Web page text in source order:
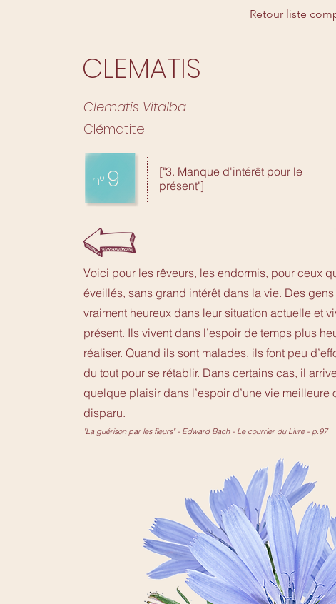
Retour liste
CLEMATIS
Clematis Vitalba
Clématite
9
n°
["3. Manque d'intérêt pour le
présent"]
Voici pour les rêveurs, les endormis, pour ceux
éveillés, sans grand intérêt dans la vie. Des
vraiment heureux dans leur situation actuelle et
présent. Ils vivent dans l’espoir de temps plus
réaliser. Quand ils sont malades, ils font peu
du tout pour se rétablir. Dans certains cas, il
quelque plaisir dans l’espoir d’une vie
disparu.
"La guérison par les fleurs" - Edward Bach - Le courrier du Livre - p.97